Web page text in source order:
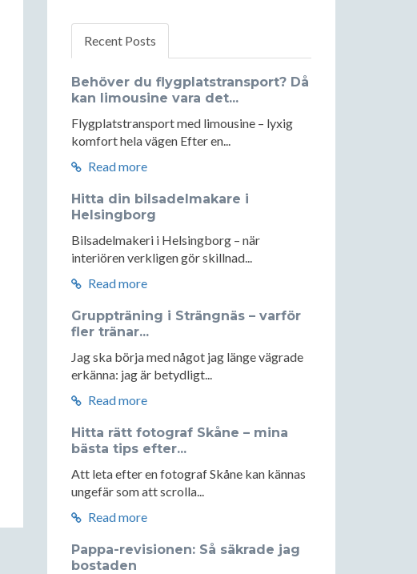
Recent Posts
Behöver du flygplatstransport? Då
kan limousine vara det...
Flygplatstransport med limousine – lyxig
komfort hela vägen Efter en...
Read more
Hitta din bilsadelmakare i
Helsingborg
Bilsadelmakeri i Helsingborg – när
interiören verkligen gör skillnad...
Read more
Gruppträning i Strängnäs – varför
fler tränar...
Jag ska börja med något jag länge vägrade
erkänna: jag är betydligt...
Read more
Hitta rätt fotograf Skåne – mina
bästa tips efter...
Att leta efter en fotograf Skåne kan kännas
ungefär som att scrolla...
Read more
Pappa-revisionen: Så säkrade jag
bostaden